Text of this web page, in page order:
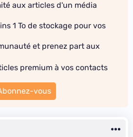
aux articles d'un média
1 To de stockage pour vos
et prenez part aux
premium à vos contacts
vous